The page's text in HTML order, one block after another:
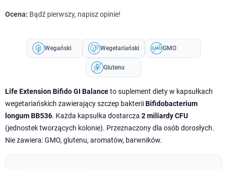
Ocena: Bądź pierwszy, napisz opinie!
Wegański Wegetariański GMO
Glutenu
Life Extension Bifido GI Balanceto suplement diety w kapsułkach
wegetariańskich zawierający szczep bakteriiBifidobacterium
longum BB536. Każda kapsułka dostarcza 2 miliardy CFU
(jednostek tworzących kolonie). Przeznaczony dla osób dorosłych.
Nie zawiera: GMO, glutenu, aromatów, barwników.